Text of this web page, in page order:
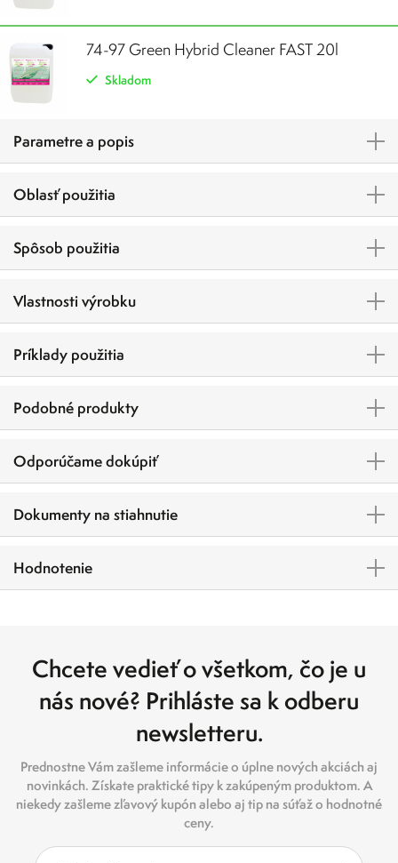
74-97 Green Hybrid Cleaner FAST 20l
Skladom
Parametre a popis
Oblasť použitia
Spôsob použitia
Vlastnosti výrobku
Príklady použitia
Podobné produkty
Odporúčame dokúpiť
Dokumenty na stiahnutie
Hodnotenie
Chcete vedieť o všetkom, čo je u
nás nové? Prihláste sa k odberu
newsletteru.
Prednostne Vám zašleme informácie o úplne nových akciách aj
novinkách. Získate praktické tipy k zakúpeným produktom. A
niekedy zašleme zľavový kupón alebo aj tip na súťaž o hodnotné
ceny.